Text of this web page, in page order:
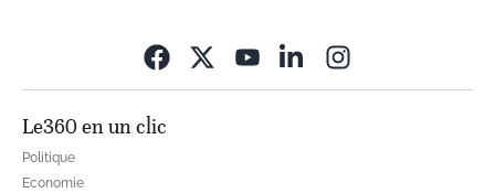
Le360 en un clic
Politique
Economie